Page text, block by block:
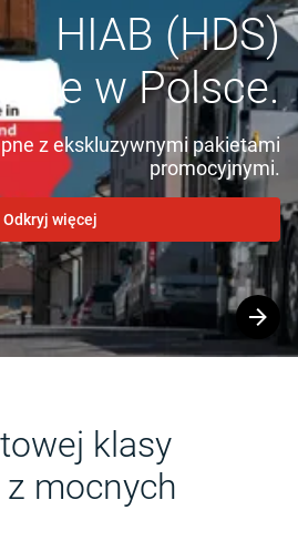
HIAB (HDS)
w Polsce.
z ekskluzywnymi pakietami
promocyjnymi.
Odkryj więcej
klasy
mocnych